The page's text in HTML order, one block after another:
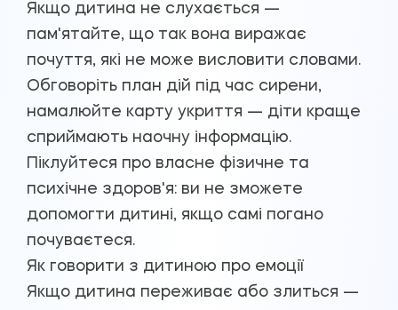
Якщо дитина не слухається —
пам'ятайте, що так вона виражає
почуття, які не може висловити словами.
Обговоріть план дій під час сирени,
намалюйте карту укриття — діти краще
сприймають наочну інформацію.
Піклуйтеся про власне фізичне та
психічне здоров'я: ви не зможете
допомогти дитині, якщо самі погано
почуваєтеся.
Як говорити з дитиною про емоції
Якщо дитина переживає або злиться —